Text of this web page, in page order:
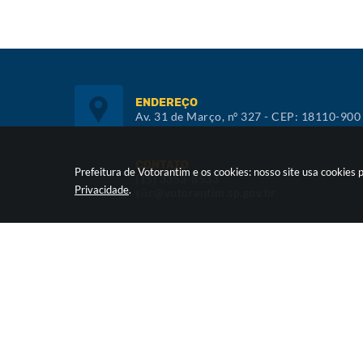
Prefeitura de Votorantim e os cookies: nosso site usa
Privacidade.
ENDEREÇO
Av. 31 de Março, nº 327 - CEP: 18110-900
CONTATO
(15) 3353-8533